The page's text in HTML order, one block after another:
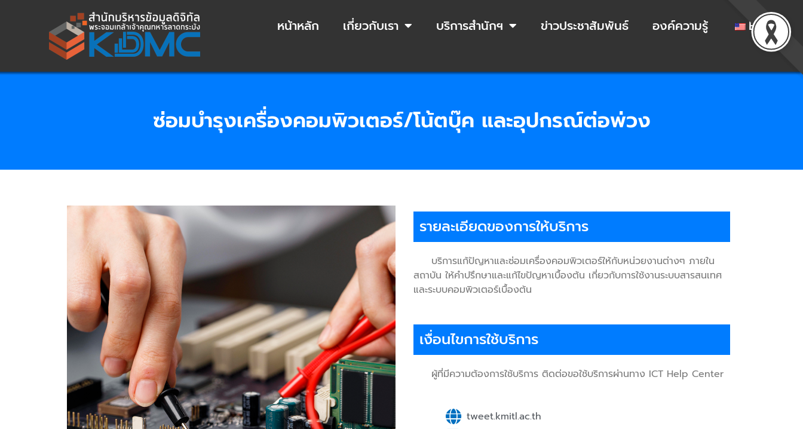
หน้าหลัก เกี่ยวกับเรา บริการสำนักฯ ข่าวประชาสัมพันธ์ องค์ความรู้ EN
ซ่อมบำรุงเครื่องคอมพิวเตอร์/โน้ตบุ๊ค และอุปกรณ์ต่อพ่วง
รายละเอียดของการให้บริการ
บริการแก้ปัญหาและซ่อมเครื่องคอมพิวเตอร์ให้กับหน่วยงานต่างๆ ภายใน
สถาบัน ให้คำปรึกษาและแก้ไขปัญหาเบื้องต้น เกี่ยวกับการใช้งานระบบสารสนเทศ
และระบบคอมพิวเตอร์เบื้องต้น
เงื่อนไขการใช้บริการ
ผู้ที่มีความต้องการใช้บริการ ติดต่อขอใช้บริการผ่านทาง ICT Help Center
tweet.kmitl.ac.th